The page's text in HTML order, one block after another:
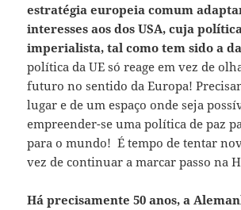
estratégia europeia comum
interesses aos dos USA, cuja
imperialista, tal como tem sido a
política da UE só reage em vez de
futuro no sentido da Europa!
lugar e de um espaço onde seja
empreender-se uma política de paz
para o mundo! É tempo de tentar
vez de continuar a marcar passo na
Há precisamente 50 anos, a